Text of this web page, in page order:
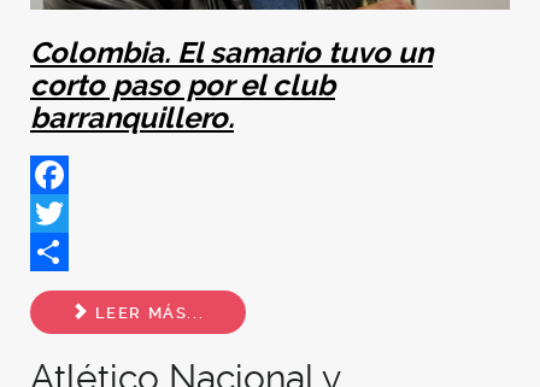
Colombia. El samario tuvo un
corto paso por el club
barranquillero.
Facebook
Twitter
Share
LEER MÁS...
Atlético Nacional y